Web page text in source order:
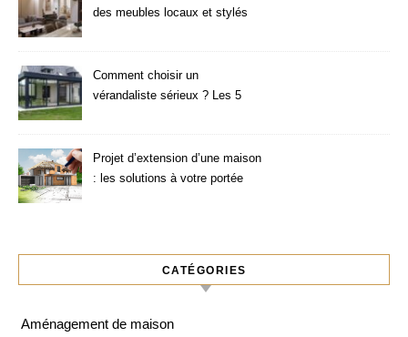
des meubles locaux et stylés
Comment choisir un
vérandaliste sérieux ? Les 5
Projet d’extension d’une maison
: les solutions à votre portée
CATÉGORIES
Aménagement de maison